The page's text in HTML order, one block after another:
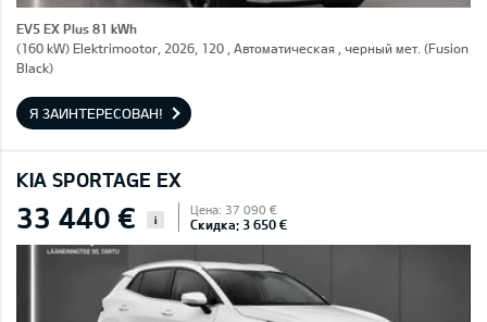
EV5 EX Plus 81 kWh
(160 kW) Elektrimootor, 2026, 120 , Автоматическая , черный мет. (Fusion
Black)
Я ЗАИНТЕРЕСОВАН!
KIA SPORTAGE EX
33 440 € i
Цена: 37 090 €
Скидка: 3 650 €